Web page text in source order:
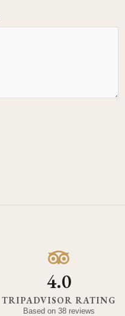
4.0
TRIPADVISOR RATING
Based on 38 reviews